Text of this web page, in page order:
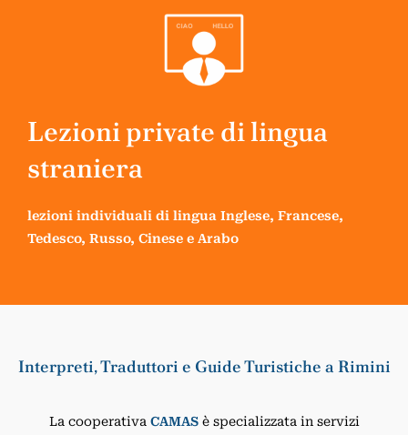
Lezioni private di lingua
straniera
lezioni individuali di lingua Inglese, Francese,
Tedesco, Russo, Cinese e Arabo
Interpreti, Traduttori e Guide Turistiche a Rimini
La cooperativa CAMASè specializzata in servizi